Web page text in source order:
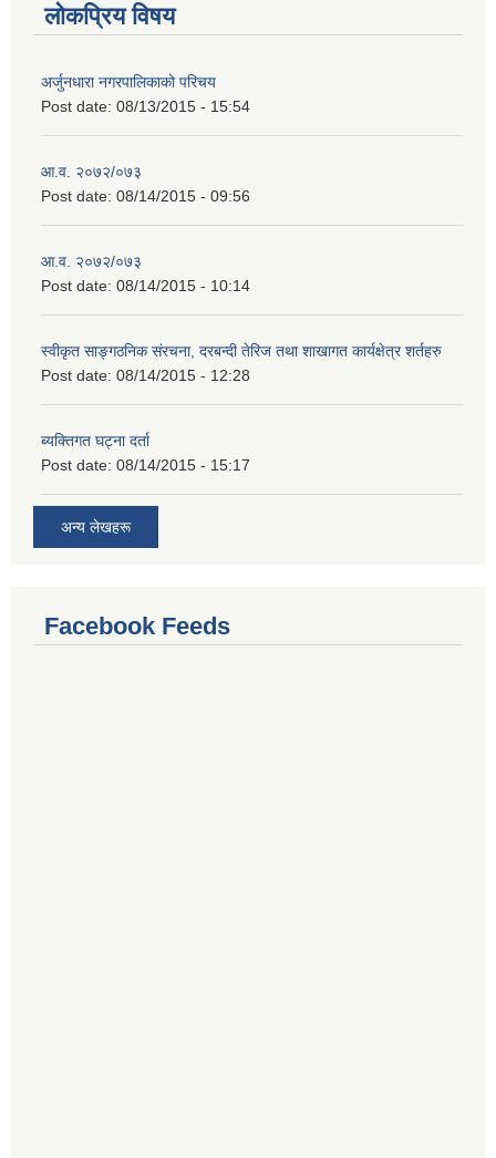
लोकप्रिय विषय
अर्जुनधारा नगरपालिकाको परिचय
Post date: 08/13/2015 - 15:54
आ.व. २०७२/०७३
Post date: 08/14/2015 - 09:56
आ.व. २०७२/०७३
Post date: 08/14/2015 - 10:14
स्वीकृत साङ्गठनिक संरचना, दरबन्दी तेरिज तथा शाखागत कार्यक्षेत्र शर्तहरु
Post date: 08/14/2015 - 12:28
ब्यक्तिगत घट्ना दर्ता
Post date: 08/14/2015 - 15:17
अन्य लेखहरू
Facebook Feeds